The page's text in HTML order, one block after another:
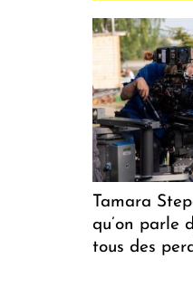
Tamara
qu’on parle
tous des